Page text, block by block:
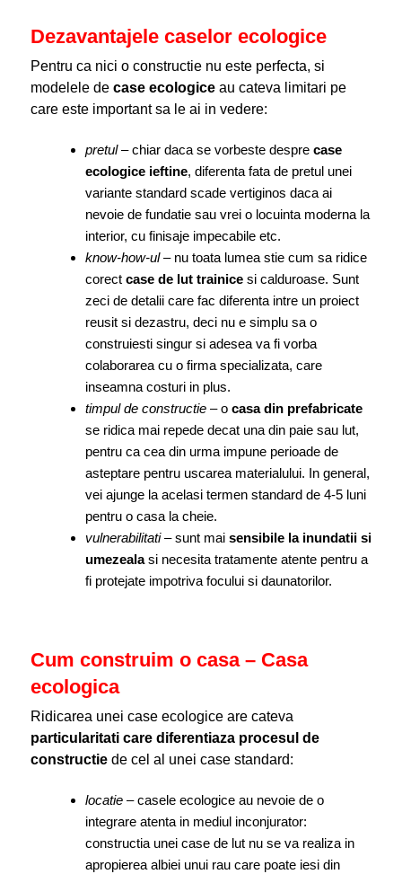
Dezavantajele caselor ecologice
Pentru ca nici o constructie nu este perfecta, si
modelele de case ecologiceau cateva limitari pe
care este important sa le ai in vedere:
pretul– chiar daca se vorbeste despre case
ecologice ieftine, diferenta fata de pretul unei
variante standard scade vertiginos daca ai
nevoie de fundatie sau vrei o locuinta moderna la
interior, cu finisaje impecabile etc.
know-how-ul– nu toata lumea stie cum sa ridice
corect case de lut trainice si calduroase. Sunt
zeci de detalii care fac diferenta intre un proiect
reusit si dezastru, deci nu e simplu sa o
construiesti singur si adesea va fi vorba
colaborarea cu o firma specializata, care
inseamna costuri in plus.
timpul de constructie– o casa din prefabricate
se ridica mai repede decat una din paie sau lut,
pentru ca cea din urma impune perioade de
asteptare pentru uscarea materialului. In general,
vei ajunge la acelasi termen standard de 4-5 luni
pentru o casa la cheie.
vulnerabilitati– sunt mai sensibile la inundatii si
umezealasi necesita tratamente atente pentru a
fi protejate impotriva focului si daunatorilor.
Cum construim o casa – Casa
ecologica
Ridicarea unei case ecologice are cateva
particularitati care diferentiaza procesul de
constructiede cel al unei case standard:
locatie– casele ecologice au nevoie de o
integrare atenta in mediul inconjurator:
constructia unei case de lut nu se va realiza in
apropierea albiei unui rau care poate iesi din